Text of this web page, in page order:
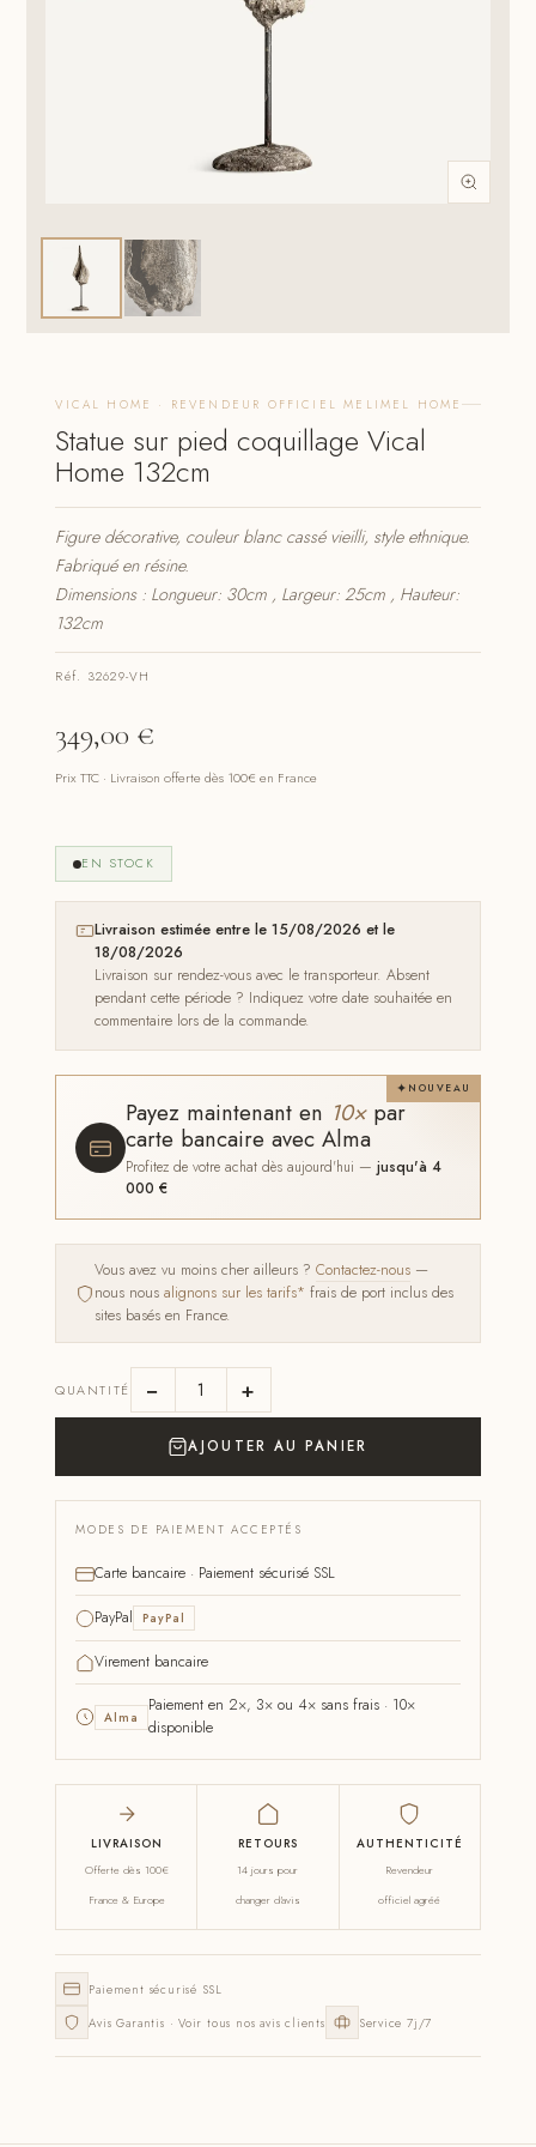
VICAL HOME · REVENDEUR OFFICIEL MELIMEL HOME
Statue sur pied coquillage Vical
Home 132cm
Figure décorative, couleur blanc cassé vieilli, style ethnique.
Fabriqué en résine.
Dimensions : Longueur: 30cm , Largeur: 25cm , Hauteur:
132cm
Réf. 32629-VH
349,00 €
Prix TTC · Livraison offerte dès 100€ en France
EN STOCK
Livraison estimée entre le 15/08/2026 et le
18/08/2026
Livraison sur rendez-vous avec le transporteur. Absent
pendant cette période ? Indiquez votre date souhaitée en
commentaire lors de la commande.
NOUVEAU
Payez maintenant en 10×par
carte bancaire avec Alma
Profitez de votre achat dès aujourd'hui —jusqu'à 4
000 €
Vous avez vu moins cher ailleurs ?Contactez-nous —
nous nousalignons sur les tarifs* frais de port inclus des
sites basés en France.
QUANTITÉ − +
AJOUTER AU PANIER
MODES DE PAIEMENT ACCEPTÉS
Carte bancaire · Paiement sécurisé SSL
PayPal PayPal
Virement bancaire
Alma
Paiement en 2×, 3× ou 4× sans frais · 10×
disponible
LIVRAISON
Offerte dès 100€
France & Europe
RETOURS
14 jours pour
changer d'avis
AUTHENTICITÉ
Revendeur
officiel agréé
Paiement sécurisé SSL
Avis Garantis · Voir tous nos avis clients
Service 7j/7